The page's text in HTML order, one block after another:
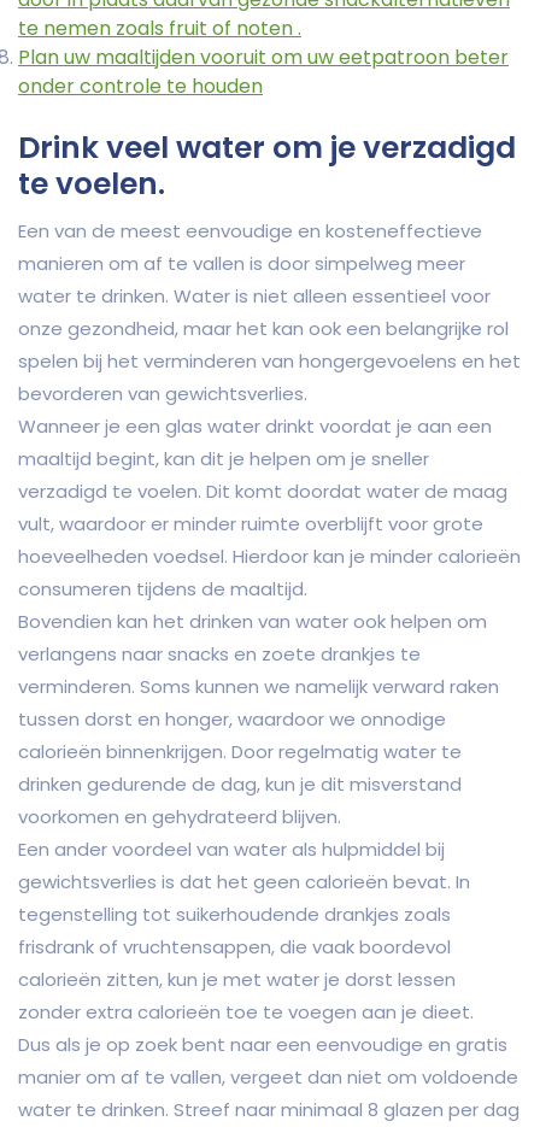
te nemen zoals fruit of noten .
Plan uw maaltijden vooruit om uw eetpatroon beter
onder controle te houden
Drink veel water om je verzadigd
te voelen.
Een van de meest eenvoudige en kosteneffectieve
manieren om af te vallen is door simpelweg meer
water te drinken. Water is niet alleen essentieel voor
onze gezondheid, maar het kan ook een belangrijke rol
spelen bij het verminderen van hongergevoelens en het
bevorderen van gewichtsverlies.
Wanneer je een glas water drinkt voordat je aan een
maaltijd begint, kan dit je helpen om je sneller
verzadigd te voelen. Dit komt doordat water de maag
vult, waardoor er minder ruimte overblijft voor grote
hoeveelheden voedsel. Hierdoor kan je minder calorieën
consumeren tijdens de maaltijd.
Bovendien kan het drinken van water ook helpen om
verlangens naar snacks en zoete drankjes te
verminderen. Soms kunnen we namelijk verward raken
tussen dorst en honger, waardoor we onnodige
calorieën binnenkrijgen. Door regelmatig water te
drinken gedurende de dag, kun je dit misverstand
voorkomen en gehydrateerd blijven.
Een ander voordeel van water als hulpmiddel bij
gewichtsverlies is dat het geen calorieën bevat. In
tegenstelling tot suikerhoudende drankjes zoals
frisdrank of vruchtensappen, die vaak boordevol
calorieën zitten, kun je met water je dorst lessen
zonder extra calorieën toe te voegen aan je dieet.
Dus als je op zoek bent naar een eenvoudige en gratis
manier om af te vallen, vergeet dan niet om voldoende
water te drinken. Streef naar minimaal 8 glazen per dag